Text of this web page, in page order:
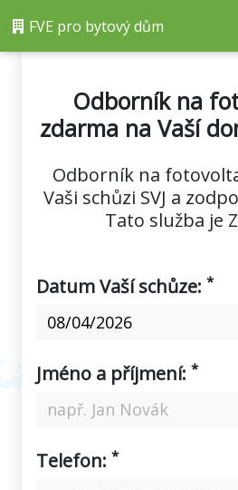
FVE pro bytový dům
Odborník na
zdarma na Vaší
Odborník na
Vaši schůzi SVJ a
Tato služba je
Datum Vaší schůze: *
Jméno a příjmení: *
Telefon: *